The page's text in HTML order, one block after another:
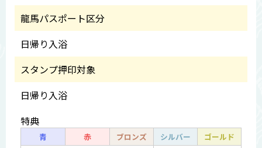
龍馬パスポート区分
日帰り入浴
スタンプ押印対象
日帰り入浴
特典
青 赤 ブロンズ シルバー
ゴールド